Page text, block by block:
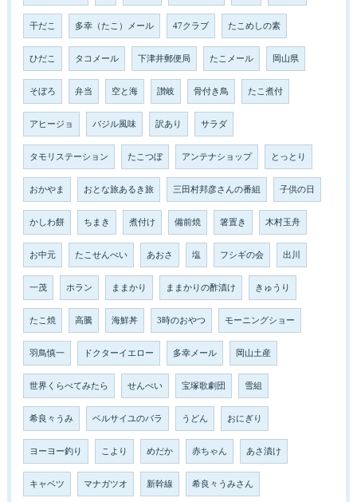
干だこ 多幸（たこ）メール 47クラブ たこめしの素
ひだこ タコメール 下津井郵便局 たこメール 岡山県
そぼろ 弁当 空と海 讃岐 骨付き鳥 たこ煮付
アヒージョ バジル風味 訳あり サラダ
タモリステーション たこつぼ アンテナショップ とっとり
おかやま おとな旅あるき旅 三田村邦彦さんの番組 子供の日
かしわ餅 ちまき 煮付け 備前焼 箸置き 木村玉舟
お中元 たこせんべい あおさ 塩 フシギの会 出川
一茂 ホラン ままかり ままかりの酢漬け きゅうり
たこ焼 高騰 海鮮丼 3時のおやつ モーニングショー
羽鳥慎一 ドクターイエロー 多幸メール 岡山土産
世界くらべてみたら せんべい 宝塚歌劇団 雪組
希良々うみ ベルサイユのバラ うどん おにぎり
ヨーヨー釣り こより めだか 赤ちゃん あさ漬け
キャベツ マナガツオ 新幹線 希良々うみさん